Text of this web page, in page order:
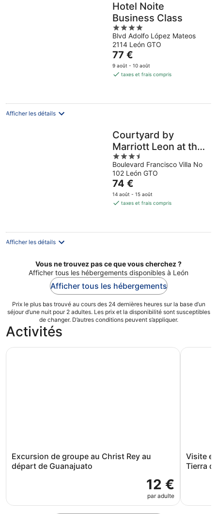
Hotel Noite
Business Class
4
out
of
5
Blvd Adolfo López Mateos
2114 León GTO
Le
prix
est
par
77 €
9 août - 10 août
taxes et frais compris
Afficher les détails
Courtyard by
Marriott Leon at the
Poliforum
3.5
out
of
5
Boulevard Francisco Villa No
102 León GTO
Le
prix
est
par
74 €
14 août - 15 août
taxes et frais compris
Afficher les détails
Vous ne trouvez pas ce que vous cherchez ?
Afficher tous les hébergements disponibles à León
Afficher tous les hébergements
Prix le plus bas trouvé au cours des 24 dernières heures sur la base d’un
séjour d’une nuit pour 2 adultes. Les prix et la disponibilité sont susceptibles
de changer. D’autres conditions peuvent s’appliquer.
Activités
Excursion de groupe au Christ Rey au
départ de Guanajuato
12 €
par adulte
Excursion de groupe au Christ Rey au départ de
Visite
Tierra
Visite et